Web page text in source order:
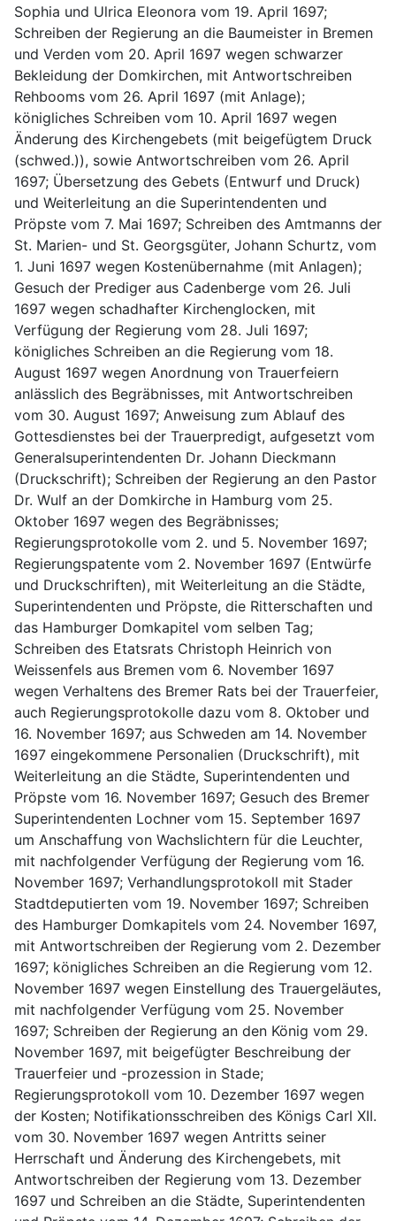
Sophia und Ulrica Eleonora vom 19. April 1697;
Schreiben der Regierung an die Baumeister in Bremen
und Verden vom 20. April 1697 wegen schwarzer
Bekleidung der Domkirchen, mit Antwortschreiben
Rehbooms vom 26. April 1697 (mit Anlage);
königliches Schreiben vom 10. April 1697 wegen
Änderung des Kirchengebets (mit beigefügtem Druck
(schwed.)), sowie Antwortschreiben vom 26. April
1697; Übersetzung des Gebets (Entwurf und Druck)
und Weiterleitung an die Superintendenten und
Pröpste vom 7. Mai 1697; Schreiben des Amtmanns der
St. Marien- und St. Georgsgüter, Johann Schurtz, vom
1. Juni 1697 wegen Kostenübernahme (mit Anlagen);
Gesuch der Prediger aus Cadenberge vom 26. Juli
1697 wegen schadhafter Kirchenglocken, mit
Verfügung der Regierung vom 28. Juli 1697;
königliches Schreiben an die Regierung vom 18.
August 1697 wegen Anordnung von Trauerfeiern
anlässlich des Begräbnisses, mit Antwortschreiben
vom 30. August 1697; Anweisung zum Ablauf des
Gottesdienstes bei der Trauerpredigt, aufgesetzt vom
Generalsuperintendenten Dr. Johann Dieckmann
(Druckschrift); Schreiben der Regierung an den Pastor
Dr. Wulf an der Domkirche in Hamburg vom 25.
Oktober 1697 wegen des Begräbnisses;
Regierungsprotokolle vom 2. und 5. November 1697;
Regierungspatente vom 2. November 1697 (Entwürfe
und Druckschriften), mit Weiterleitung an die Städte,
Superintendenten und Pröpste, die Ritterschaften und
das Hamburger Domkapitel vom selben Tag;
Schreiben des Etatsrats Christoph Heinrich von
Weissenfels aus Bremen vom 6. November 1697
wegen Verhaltens des Bremer Rats bei der Trauerfeier,
auch Regierungsprotokolle dazu vom 8. Oktober und
16. November 1697; aus Schweden am 14. November
1697 eingekommene Personalien (Druckschrift), mit
Weiterleitung an die Städte, Superintendenten und
Pröpste vom 16. November 1697; Gesuch des Bremer
Superintendenten Lochner vom 15. September 1697
um Anschaffung von Wachslichtern für die Leuchter,
mit nachfolgender Verfügung der Regierung vom 16.
November 1697; Verhandlungsprotokoll mit Stader
Stadtdeputierten vom 19. November 1697; Schreiben
des Hamburger Domkapitels vom 24. November 1697,
mit Antwortschreiben der Regierung vom 2. Dezember
1697; königliches Schreiben an die Regierung vom 12.
November 1697 wegen Einstellung des Trauergeläutes,
mit nachfolgender Verfügung vom 25. November
1697; Schreiben der Regierung an den König vom 29.
November 1697, mit beigefügter Beschreibung der
Trauerfeier und -prozession in Stade;
Regierungsprotokoll vom 10. Dezember 1697 wegen
der Kosten; Notifikationsschreiben des Königs Carl XII.
vom 30. November 1697 wegen Antritts seiner
Herrschaft und Änderung des Kirchengebets, mit
Antwortschreiben der Regierung vom 13. Dezember
1697 und Schreiben an die Städte, Superintendenten